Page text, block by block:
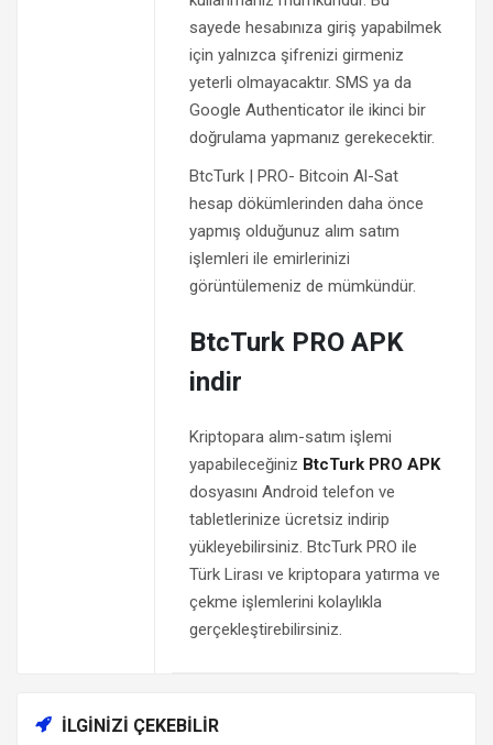
sayede hesabınıza giriş yapabilmek
için yalnızca şifrenizi girmeniz
yeterli olmayacaktır. SMS ya da
Google Authenticator ile ikinci bir
doğrulama yapmanız gerekecektir.
BtcTurk | PRO- Bitcoin Al-Sat
hesap dökümlerinden daha önce
yapmış olduğunuz alım satım
işlemleri ile emirlerinizi
görüntülemeniz de mümkündür.
BtcTurk PRO APK
indir
Kriptopara alım-satım işlemi
yapabileceğiniz BtcTurk PRO APK
dosyasını Android telefon ve
tabletlerinize ücretsiz indirip
yükleyebilirsiniz. BtcTurk PRO ile
Türk Lirası ve kriptopara yatırma ve
çekme işlemlerini kolaylıkla
gerçekleştirebilirsiniz.
İLGINIZI ÇEKEBILIR